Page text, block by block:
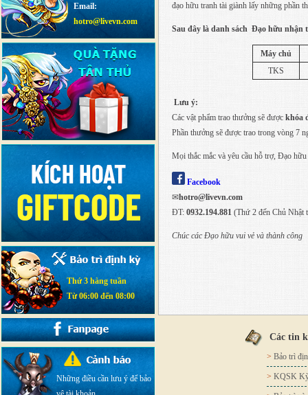
Email:
hotro@livevn.com
Thứ 3 hàng tuần
Từ 06:00 đến 08:00
Những điều cần lưu ý để bảo
đạo hữu tranh tài giành lấy những phần
Sau đây là danh sách Đạo hữu nhận
Máy chủ
TKS
Lưu ý:
Các vật phẩm trao thưởng sẽ được khóa
Phần thưởng sẽ được trao trong vòng 7
Mọi thắc mắc và yêu cầu hỗ trợ, Đạo
Facebook
✉hotro@livevn.com
ĐT: 0932.194.881 (Thứ 2 đến Chủ Nhật
Chúc các Đạo hữu vui vẻ và thành công
Các tin
> Bảo trì
> KQSK